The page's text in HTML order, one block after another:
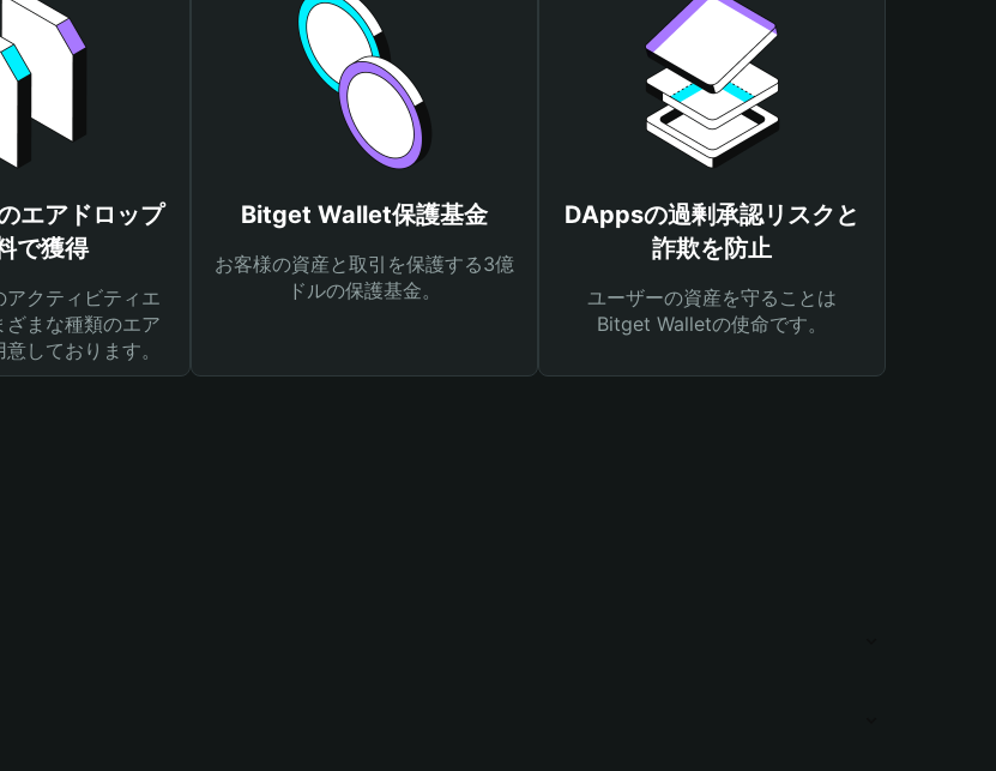
エアドロップ
で獲得
クティビティエ
ざまな種類のエア
しております。
Bitget Wallet保護基金
お客様の資産と取引を保護する3億
ドルの保護基金。
DAppsの過剰承認リスクと
詐欺を防止
ユーザーの資産を守ることは
Bitget Walletの使命です。